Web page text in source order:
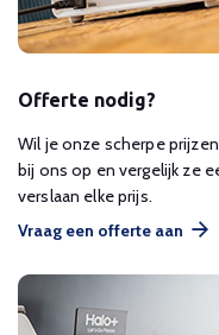
Offerte nodig?
Wil je onze scherpe
bij ons op en vergelijk ze
verslaan elke prijs.
Vraag een offerte aan